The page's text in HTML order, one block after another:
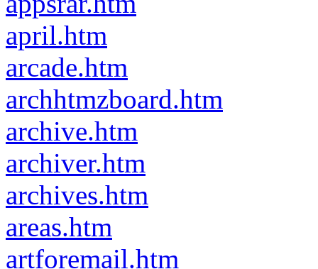
april.htm
arcade.htm
archhtmzboard.htm
archive.htm
archiver.htm
archives.htm
areas.htm
artforemail.htm